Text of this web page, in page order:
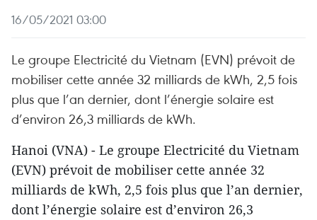
16/05/2021 03:00
Le groupe Electricité du Vietnam (EVN) prévoit de
mobiliser cette année 32 milliards de kWh, 2,5 fois
plus que l’an dernier, dont l’énergie solaire est
d’environ 26,3 milliards de kWh.
Hanoi (VNA) - Le groupe Electricité du Vietnam
(EVN) prévoit de mobiliser cette année 32
milliards de kWh, 2,5 fois plus que l’an dernier,
dont l’énergie solaire est d’environ 26,3